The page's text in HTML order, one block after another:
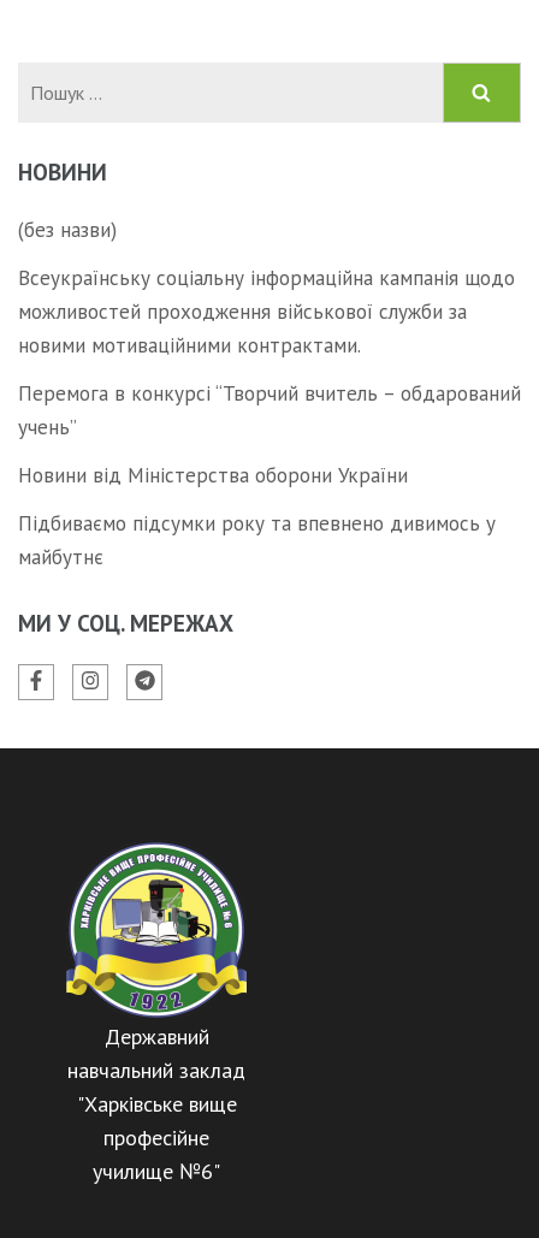
НОВИНИ
(без назви)
Всеукраїнську соціальну інформаційна кампанія щодо
можливостей проходження військової служби за
новими мотиваційними контрактами.
Перемога в конкурсі “Творчий вчитель – обдарований
учень”
Новини від Міністерства оборони України
Підбиваємо підсумки року та впевнено дивимось у
майбутнє
МИ У СОЦ. МЕРЕЖАХ
Державний
навчальний заклад
"Харківське вище
професійне
училище №6"